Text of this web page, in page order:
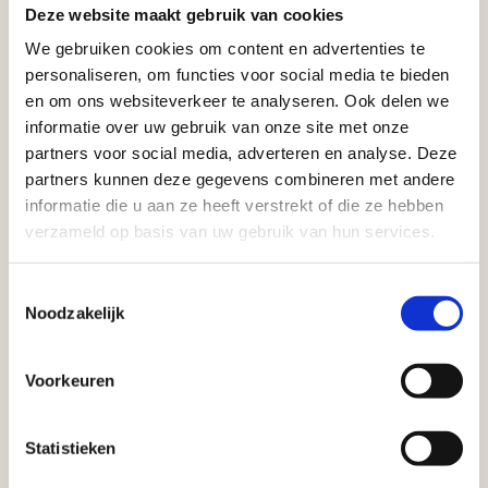
Deze website maakt gebruik van cookies
We gebruiken cookies om content en advertenties te
personaliseren, om functies voor social media te bieden
en om ons websiteverkeer te analyseren. Ook delen we
informatie over uw gebruik van onze site met onze
partners voor social media, adverteren en analyse. Deze
partners kunnen deze gegevens combineren met andere
informatie die u aan ze heeft verstrekt of die ze hebben
verzameld op basis van uw gebruik van hun services.
Noodzakelijk
Voorkeuren
Statistieken
voor zakelijke klanten op zoek naar tuin- en
infraproducten. Als professionele leverancier van
tuinmaterialen bieden wij een breed assortiment
aan producten van topkwaliteit. Lees meer over de
zakelijke mogelijkheden.
Vrijblijvend advies?
Geen probleem, wij hebben alles voor uw
Aangepaste openingstijden tijdens de
vakantieperiode
Waardenburg en Vego Dordrecht hanteren tijdens
de vakantieperiode aangepaste openingstijden op
zaterdag. Bekijk de vestigingspagina voor de
actuele openingstijden.
maanden dicht is voor al het wegverkeer, is het fijn
Met vier vestigingen en inspirerende showtuinen